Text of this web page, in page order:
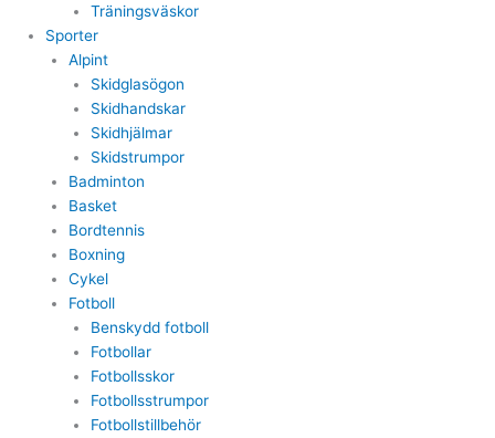
Träningsväskor
Sporter
Alpint
Skidglasögon
Skidhandskar
Skidhjälmar
Skidstrumpor
Badminton
Basket
Bordtennis
Boxning
Cykel
Fotboll
Benskydd fotboll
Fotbollar
Fotbollsskor
Fotbollsstrumpor
Fotbollstillbehör